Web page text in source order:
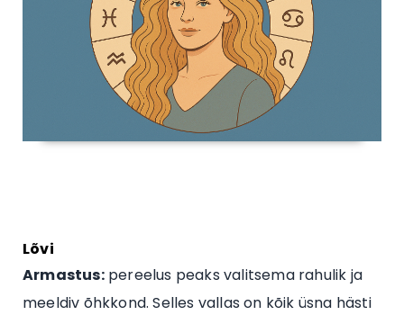
Lõvi
Armastus:pereelus peaks valitsema rahulik ja
meeldiv õhkkond. Selles vallas on kõik üsna hästi